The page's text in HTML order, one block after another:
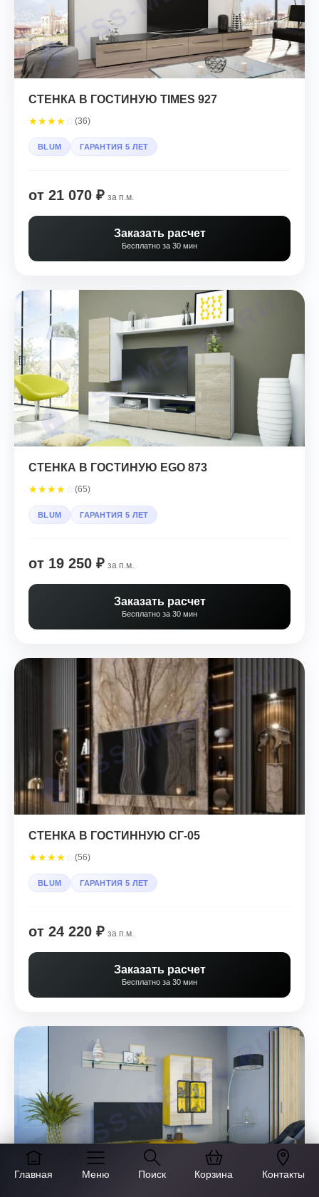
Главная Меню Поиск Корзина Контакты
СТЕНКА В ГОСТИНУЮ TIMES 927
★★★★ (36)
BLUM ГАРАНТИЯ 5 ЛЕТ
от 21 070 ₽ за п.м.
Заказать расчет
Бесплатно за 30 мин
СТЕНКА В ГОСТИНУЮ EGO 873
★★★★ (65)
BLUM ГАРАНТИЯ 5 ЛЕТ
от 19 250 ₽ за п.м.
Заказать расчет
Бесплатно за 30 мин
СТЕНКА В ГОСТИННУЮ СГ-05
★★★★ (56)
BLUM ГАРАНТИЯ 5 ЛЕТ
от 24 220 ₽ за п.м.
Заказать расчет
Бесплатно за 30 мин